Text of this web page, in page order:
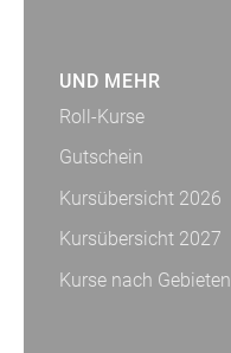
UND MEHR
Roll-Kurse
Gutschein
Kursübersicht 2026
Kursübersicht 2027
Kurse nach Gebieten